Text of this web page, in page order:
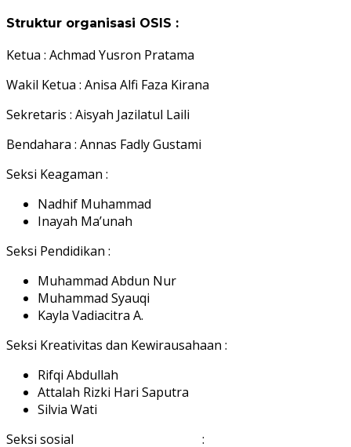
Struktur organisasi OSIS :
Ketua : Achmad Yusron Pratama
Wakil Ketua : Anisa Alfi Faza Kirana
Sekretaris : Aisyah Jazilatul Laili
Bendahara : Annas Fadly Gustami
Seksi Keagaman :
Nadhif Muhammad
Inayah Ma’unah
Seksi Pendidikan :
Muhammad Abdun Nur
Muhammad Syauqi
Kayla Vadiacitra A.
Seksi Kreativitas dan Kewirausahaan :
Rifqi Abdullah
Attalah Rizki Hari Saputra
Silvia Wati
Seksi sosial :